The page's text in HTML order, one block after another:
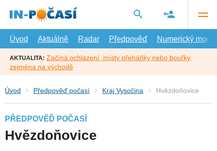
hlavní
Úvod
Aktuálně Radar Předpověď Numerický model
AKTUALITA: Začíná ochlazení, místy přeháňky nebo bouřky,
zejména na východě
Úvod Předpověď počasí Kraj Vysočina Hvězdoňovice
PŘEDPOVĚĎ POČASÍ
Hvězdoňovice